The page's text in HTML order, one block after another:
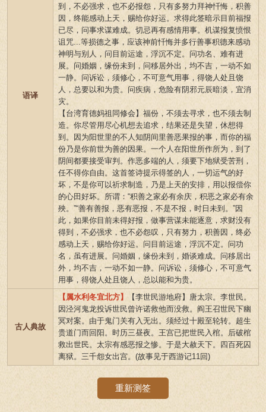
语译
到，不必强求，也不必报怨，只有多努力拜神忏悔，积善
因，终能感动上天，赐给你好运。求得此签暗示目前福报
已尽，问事求谋难成。切忌再有感情用事。机谋报复愤恨
诅咒...等损德之事，应该神前忏悔并多行善事积德来感动
神明与别人，问目前运途，浮沉不定。问功名、难有进
展。问婚姻，缘份未到，问移居外出，均不吉，一动不如
一静。问诉讼，须修心，不可意气用事，得饶人处且饶
人，总要以和为贵。问疾病，危险有阴邪元辰暗淡，宜消
灾。
【台湾育德妈祖同修会】福份，不须去寻求，也不须去制
造。你尽管用尽心机想去追求，结果还是失望，休想得
到。因为阳世里的不人知阴间里善恶果报的事，而你的福
份乃是你前世为善的因果。一个人在阳世所作所为，到了
阴间都要接受审判。作恶多端的人，须要下地狱受苦刑，
任不得你自由。这首签诗提示得签的人，一切运气的好
坏，不是你可以祈求制造，乃是上天的安排，用以报偿你
的心田好坏。所谓：“积善之家必有余庆，积恶之家必有余
殃。”“善有善报，恶有恶报，不是不报，时日未到。”因
此，如果你目前未得好报，做事营谋未能逐意，求财没有
得到，不必强求，也不必怨叹，只有努力，积善因，终必
感动上天，赐给你好运。问目前运途，浮沉不定。问功
名，虽有进展。问婚姻，缘份未到，婚谈难成。问移居出
外，均不吉，一动不如一静。问诉讼，须修心，不可意气
用事，得饶人处且饶人，总以能和为贵。
古人典故
【属水利冬宜北方】
【李世民游地府】唐太宗。李世民。
因泾河鬼龙投诉世民曾许诺救他而没救。阎王召世民下幽
冥对案。由于鬼门关有入无出。须经过十殿至轮转。超生
贵道门而回阳。时历三昼夜。王宫已把世民入棺。后破棺
救出世民。太宗有感恶报之惨。于是大赦天下。四百死囚
离狱。三千怨女出宫。(故事见于西游记11回)
重新测签